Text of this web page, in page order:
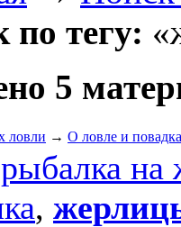
по тегу:
5
ловли → О ловле и
рыбалка на
,